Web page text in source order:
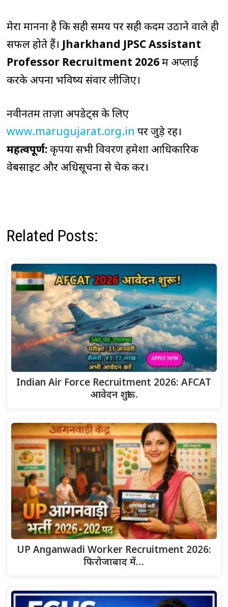
मेरा मानना है कि सही समय पर सही कदम उठाने वाले ही
सफल होते हैं। Jharkhand JPSC Assistant
Professor Recruitment 2026में अप्लाई
करके अपना भविष्य संवार लीजिए।
नवीनतम ताज़ा अपडेट्स के लिए
www.marugujarat.org.in पर जुड़े रहें।
महत्वपूर्ण:कृपया सभी विवरण हमेशा आधिकारिक
वेबसाइट और अधिसूचना से चेक करें।
Related Posts:
Indian Air Force Recruitment 2026: AFCAT
आवेदन शुरू!…
UP Anganwadi Worker Recruitment 2026:
फिरोजाबाद में…